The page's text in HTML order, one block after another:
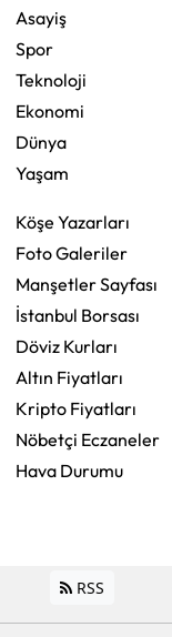
Asayiş
Spor
Teknoloji
Ekonomi
Dünya
Yaşam
Köşe Yazarları
Foto Galeriler
Manşetler Sayfası
İstanbul Borsası
Döviz Kurları
Altın Fiyatları
Kripto Fiyatları
Nöbetçi Eczaneler
Hava Durumu
RSS